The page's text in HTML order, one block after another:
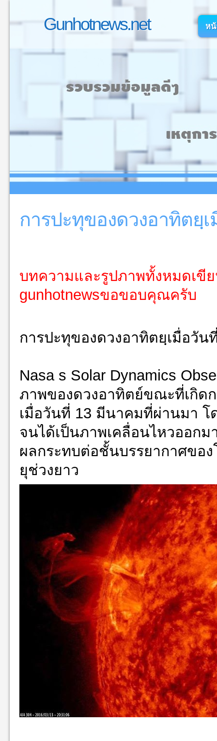
Gunhotnews.net หน้
การปะทุของดวงอาทิตยฺ
บทความและรูปภาพทั้งหมดเขี
gunhotnewsขอขอบคุณครับ
การปะทุของดวงอาทิตยฺเมื่อวน
Nasa s Solar Dynamics
ภาพของดวงอาทิตย์ขณะที่เกิดก
เมอวันที่ 13 มีนาคมที่ผ่านมา โ
จนได้เป็นภาพเคลื่อนไหวออกม
ผลกระทบต่อชั้นบรรยากาศขอ
ยุช่วงยาว